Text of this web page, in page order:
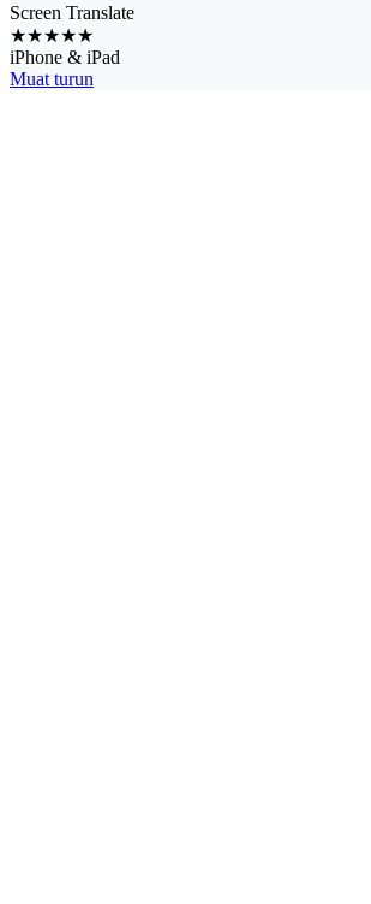
Screen Translate
★★★★★
iPhone & iPad
Muat turun